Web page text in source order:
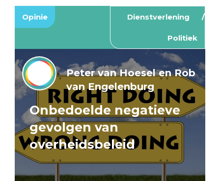
Opinie Dienstverlening
Politiek
Peter van Hoesel en Rob
van Engelenburg
Onbedoelde negatieve
gevolgen van
overheidsbeleid